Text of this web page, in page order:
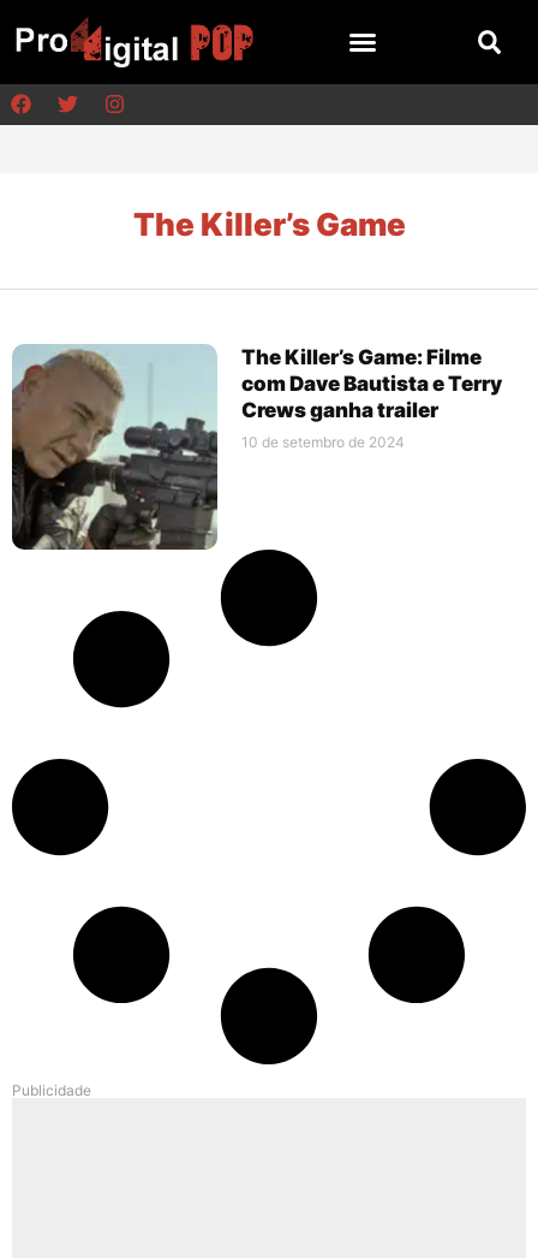
The Killer’s Game
The Killer’s Game: Filme
com Dave Bautista e Terry
Crews ganha trailer
10 de setembro de 2024
Publicidade